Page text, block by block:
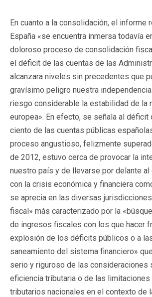
En cuanto a la consolidación, el informe
España «se encuentra inmersa todavía
doloroso proceso de consolidación
el déficit de las cuentas de las
alcanzara niveles sin precedentes que
gravísimo peligro nuestra
riesgo considerable la estabilidad de la
europea». En efecto, se señala al déficit
ciento de las cuentas públicas
proceso angustioso, felizmente
de 2012, estuvo cerca de provocar la
nuestro país y de llevarse por delante al
con la crisis económica y financiera
se aprecia en las diversas
fiscal» más caracterizado por la
de ingresos fiscales con los que hacer
explosión de los déficits públicos o a
saneamiento del sistema financiero»
serio y riguroso de las consideraciones
eficiencia tributaria o de las
tributarios nacionales en el contexto de